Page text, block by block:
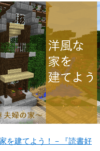
を建てよう！－『読書好